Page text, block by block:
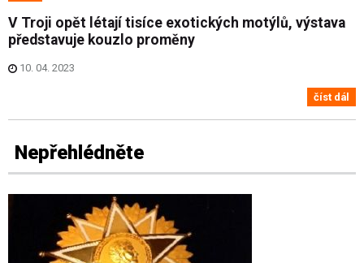
V Troji opět létají tisíce exotických motýlů, výstava
představuje kouzlo proměny
10. 04. 2023
číst dál
Nepřehlédněte